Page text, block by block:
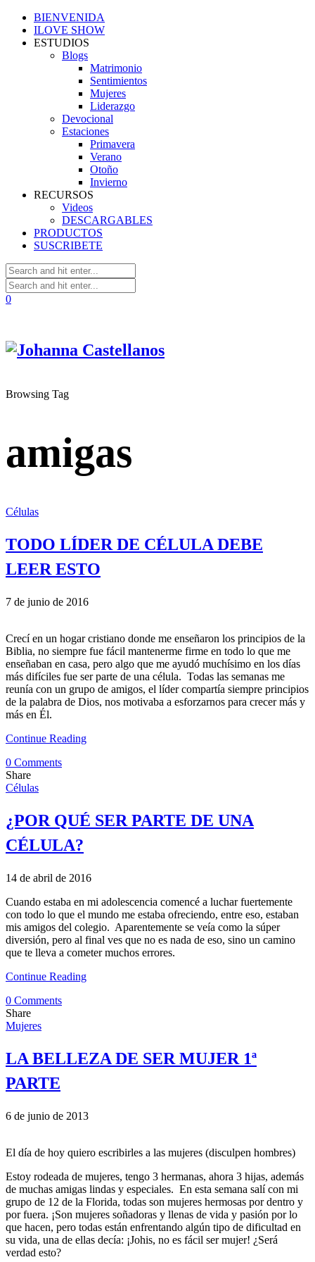
BIENVENIDA
ILOVE SHOW
ESTUDIOS
Blogs
Matrimonio
Sentimientos
Mujeres
Liderazgo
Devocional
Estaciones
Primavera
Verano
Otoño
Invierno
RECURSOS
Videos
DESCARGABLES
PRODUCTOS
SUSCRIBETE
0
Browsing Tag
amigas
Células
TODO LÍDER DE CÉLULA DEBE
LEER ESTO
7 de junio de 2016
Crecí en un hogar cristiano donde me enseñaron los principios de la
Biblia, no siempre fue fácil mantenerme firme en todo lo que me
enseñaban en casa, pero algo que me ayudó muchísimo en los días
más difíciles fue ser parte de una célula. Todas las semanas me
reunía con un grupo de amigos, el líder compartía siempre principios
de la palabra de Dios, nos motivaba a esforzarnos para crecer más y
más en Él.
Continue Reading
0 Comments
Share
Células
¿POR QUÉ SER PARTE DE UNA
CÉLULA?
14 de abril de 2016
Cuando estaba en mi adolescencia comencé a luchar fuertemente
con todo lo que el mundo me estaba ofreciendo, entre eso, estaban
mis amigos del colegio. Aparentemente se veía como la súper
diversión, pero al final ves que no es nada de eso, sino un camino
que te lleva a cometer muchos errores.
Continue Reading
0 Comments
Share
Mujeres
LA BELLEZA DE SER MUJER 1ª
PARTE
6 de junio de 2013
El día de hoy quiero escribirles a las mujeres (disculpen hombres)
Estoy rodeada de mujeres, tengo 3 hermanas, ahora 3 hijas, además
de muchas amigas lindas y especiales. En esta semana salí con mi
grupo de 12 de la Florida, todas son mujeres hermosas por dentro y
por fuera. ¡Son mujeres soñadoras y llenas de vida y pasión por lo
que hacen, pero todas están enfrentando algún tipo de dificultad en
su vida, una de ellas decía: ¡Johis, no es fácil ser mujer! ¿Será
verdad esto?